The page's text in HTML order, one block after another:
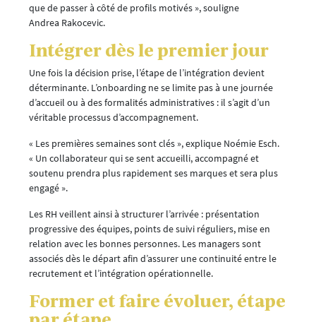
que de passer à côté de profils motivés », souligne
Andrea Rakocevic.
Intégrer dès le premier jour
Une fois la décision prise, l’étape de l’intégration devient
déterminante. L’onboarding ne se limite pas à une journée
d’accueil ou à des formalités administratives : il s’agit d’un
véritable processus d’accompagnement.
« Les premières semaines sont clés », explique Noémie Esch.
« Un collaborateur qui se sent accueilli, accompagné et
soutenu prendra plus rapidement ses marques et sera plus
engagé ».
Les RH veillent ainsi à structurer l’arrivée : présentation
progressive des équipes, points de suivi réguliers, mise en
relation avec les bonnes personnes. Les managers sont
associés dès le départ afin d’assurer une continuité entre le
recrutement et l’intégration opérationnelle.
Former et faire évoluer, étape